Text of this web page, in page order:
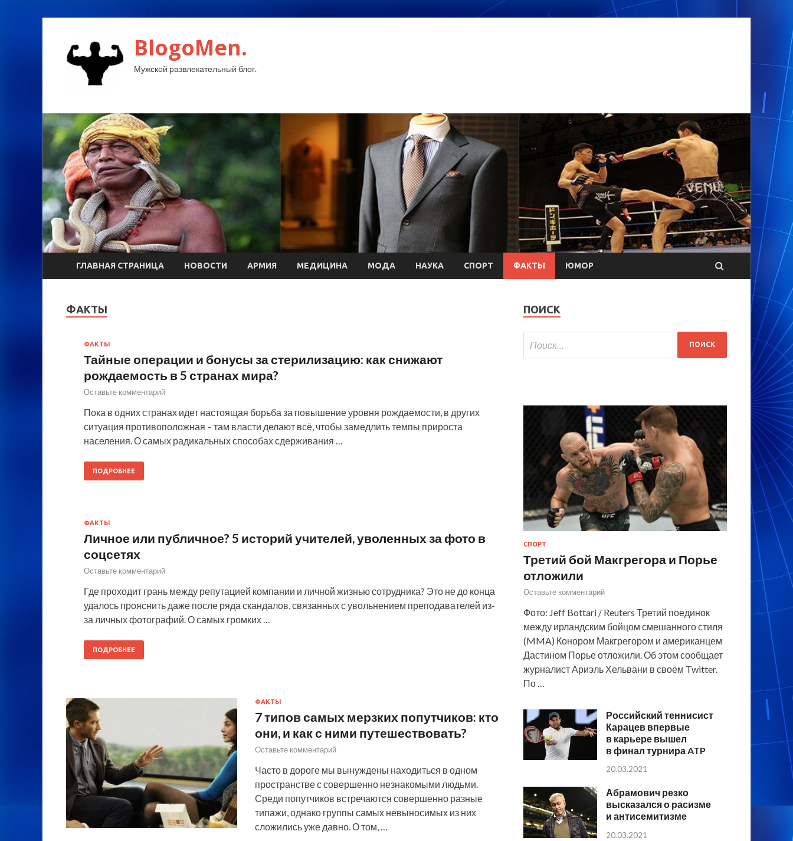
BlogoMen.
Мужской развлекательный блог.
ГЛАВНАЯ СТРАНИЦА НОВОСТИ АРМИЯ МЕДИЦИНА МОДА НАУКА СПОРТ ФАКТЫ ЮМОР
ФАКТЫ
ФАКТЫ
Тайные операции и бонусы за стерилизацию: как снижают
рождаемость в 5 странах мира?
Оставьте комментарий
Пока в одних странах идет настоящая борьба за повышение уровня рождаемости, в других
ситуация противоположная – там власти делают всё, чтобы замедлить темпы прироста
населения. О самых радикальных способах сдерживания …
ПОДРОБНЕЕ
ФАКТЫ
Личное или публичное? 5 историй учителей, уволенных за фото в
соцсетях
Оставьте комментарий
Где проходит грань между репутацией компании и личной жизнью сотрудника? Это не до конца
удалось прояснить даже после ряда скандалов, связанных с увольнением преподавателей из-
за личных фотографий. О самых громких …
ПОДРОБНЕЕ
ФАКТЫ
7 типов самых мерзких попутчиков: кто
они, и как с ними путешествовать?
Оставьте комментарий
Часто в дороге мы вынуждены находиться в одном
пространстве с совершенно незнакомыми людьми.
Среди попутчиков встречаются совершенно разные
типажи, однако группы самых невыносимых из них
сложились уже давно. О том, …
ПОИСК
СПОРТ
Третий бой Макгрегора и Порье
отложили
Оставьте комментарий
Фото: Jeff Bottari / Reuters Третий поединок
между ирландским бойцом смешанного стиля
(MMA) Конором Макгрегором и американцем
Дастином Порье отложили. Об этом сообщает
журналист Ариэль Хельвани в своем Twitter.
По …
Российский теннисист
Карацев впервые
в карьере вышел
в финал турнира ATP
20.03.2021
Абрамович резко
высказался о расизме
и антисемитизме
20.03.2021